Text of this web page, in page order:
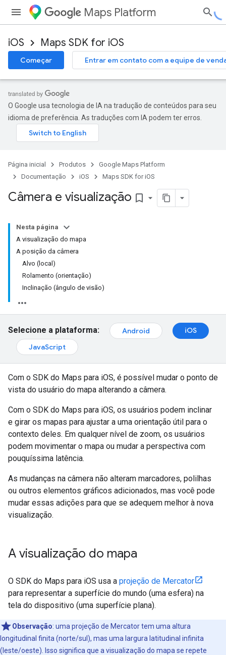
Maps Platform
iOS Maps SDK for iOS
Começar Entrar em contato com a equipe de
O Google usa tecnologia de IA na tradução de conteúdos para seu
idioma de preferência. As traduções com IA podem ter erros.
Página inicial Produtos
Google Maps Platform
Documentação
iOS Maps SDK for iOS
Câmera e visualização bookmark_border
Nesta página
A visualização do mapa
A posição da câmera
Alvo (local)
Rolamento (orientação)
Inclinação (ângulo de visão)
Selecione a plataforma: Android
iOS
JavaScript
Com o SDK do Maps para iOS, é possível mudar o ponto de
vista do usuário do mapa alterando a câmera.
Com o SDK do Maps para iOS, os usuários podem inclinar
e girar os mapas para ajustar a uma orientação útil para o
contexto deles. Em qualquer nível de zoom, os usuários
podem movimentar o mapa ou mudar a perspectiva com
pouquíssima latência.
As mudanças na câmera não alteram marcadores, polilhas
ou outros elementos gráficos adicionados, mas você pode
mudar essas adições para que se adequem melhor à nova
visualização.
A visualização do mapa
O SDK do Maps para iOS usa a projeção de Mercator
para representar a superfície do mundo (uma esfera) na
tela do dispositivo (uma superfície plana).
Observação: uma projeção de Mercator tem uma altura
longitudinal finita (norte/sul), mas uma largura latitudinal infinita
(leste/oeste). Isso significa que a visualização do mapa se repete